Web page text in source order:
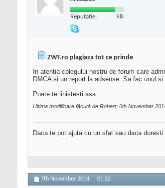
Reputatie: 98
ZWF.ro plagiaza tot ce prinde
In atentia colegului nostru de forum care
DMCA si un report la adsense. Sa fac unul si
Poate te linistesti asa.
Ultima modificare făcută de Robert; 6th November
Daca te pot ajuta cu un sfat sau daca
7th November 2014, 01:22